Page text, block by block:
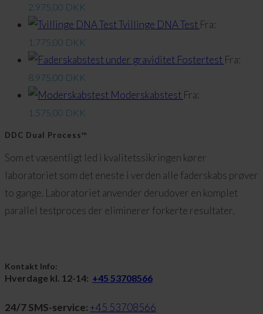
på
2.975,00 DKK
Tvillinge DNA Test Fra:
1.775,00 DKK
Fostertest Fra:
8.975,00 DKK
Moderskabstest Fra:
1.575,00 DKK
DDC Dual Process™
Som et væsentligt led i kvalitetssikringen kører
laboratoriet som det eneste i verden alle faderskabs prøver
to gange. Laboratoriet anvender derudover en komplet
parallel testproces der eliminerer forkerte resultater.
Kontakt Info:
Hverdage kl. 12-14: +45 53708566
24/7 SMS-service:+45 53708566